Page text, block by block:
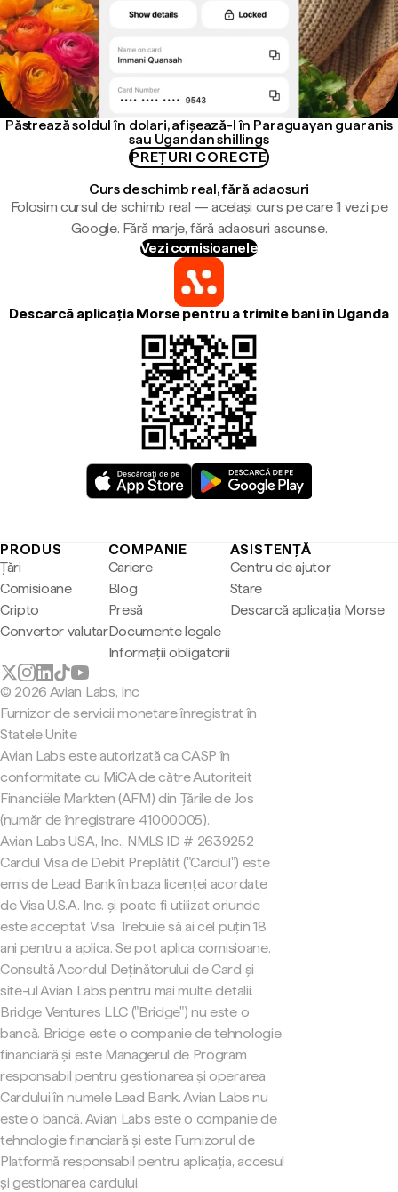
Păstrează soldul în dolari, afișează-l în Paraguayan guaranis
sau Ugandan shillings
PREȚURI CORECTE
Curs de schimb real, fără adaosuri
Folosim cursul de schimb real — același curs pe care îl vezi pe
Google. Fără marje, fără adaosuri ascunse.
Vezi comisioanele
Descarcă aplicația Morse pentru a trimite bani în Uganda
PRODUS
Țări
Comisioane
Cripto
Convertor valutar
COMPANIE
Cariere
Blog
Presă
Documente legale
Informații obligatorii
ASISTENȚĂ
Centru de ajutor
Stare
Descarcă aplicația Morse
© 2026 Avian Labs, Inc
Furnizor de servicii monetare înregistrat în
Statele Unite
Avian Labs este autorizată ca CASP în
conformitate cu MiCA de către Autoriteit
Financiële Markten (AFM) din Țările de Jos
(număr de înregistrare 41000005).
Avian Labs USA, Inc., NMLS ID # 2639252
Cardul Visa de Debit Preplătit ("Cardul") este
emis de Lead Bank în baza licenței acordate
de Visa U.S.A. Inc. și poate fi utilizat oriunde
este acceptat Visa. Trebuie să ai cel puțin 18
ani pentru a aplica. Se pot aplica comisioane.
Consultă Acordul Deținătorului de Card și
site-ul Avian Labs pentru mai multe detalii.
Bridge Ventures LLC ("Bridge") nu este o
bancă. Bridge este o companie de tehnologie
financiară și este Managerul de Program
responsabil pentru gestionarea și operarea
Cardului în numele Lead Bank. Avian Labs nu
este o bancă. Avian Labs este o companie de
tehnologie financiară și este Furnizorul de
Platformă responsabil pentru aplicația, accesul
și gestionarea cardului.